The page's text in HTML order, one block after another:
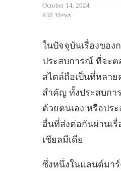
October 14, 2024
938 Views
ในปัจจุบันเรื่องของ
ประสบการณ์ ที่จะต
สไตล์ถือเป็นที่หลา
สำคัญ ทั้งประสบก
ด้วยตนเอง หรือปร
อื่นที่ส่งต่อกันผ่านเรื่
เชียลมีเดีย
ซึ่งหนึ่งในแลนด์มาร์